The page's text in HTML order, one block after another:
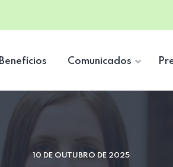
Benefícios Comunicados
10 DE OUTUBRO DE 2025